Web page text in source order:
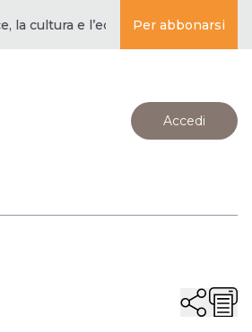
cultura e l’educazione ·BUDDISMO
Per abbonarsi
Accedi